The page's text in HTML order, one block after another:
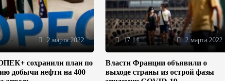
2 марта 2022
сохранили план по
добычи нефти на 400
17:14 2 марта 2022
Власти Франции объявили о
выходе страны из острой фазы